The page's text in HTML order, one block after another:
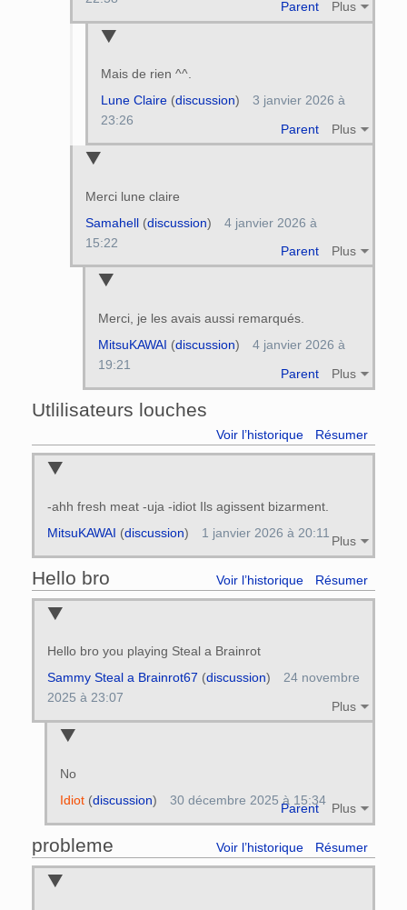
Parent Plus
Mais de rien ^^.
Parent Plus
Lune Claire(discussion)
3 janvier 2026 à
23:26
Merci lune claire
Parent Plus
Samahell(discussion)
4 janvier 2026 à
15:22
Merci, je les avais aussi remarqués.
Parent Plus
MitsuKAWAI (discussion)
4 janvier 2026 à
19:21
Utlilisateurs louches
Voir l’historique Résumer
-ahh fresh meat -uja -idiot Ils agissent bizarment.
Plus
MitsuKAWAI (discussion) 1 janvier 2026 à 20:11
Hello bro Voir l’historique Résumer
Hello bro you playing Steal a Brainrot
Plus
Sammy Steal a Brainrot67 (discussion)
24 novembre
2025 à 23:07
No
Parent Plus
Idiot(discussion) 30 décembre 2025 à 15:34
probleme Voir l’historique Résumer